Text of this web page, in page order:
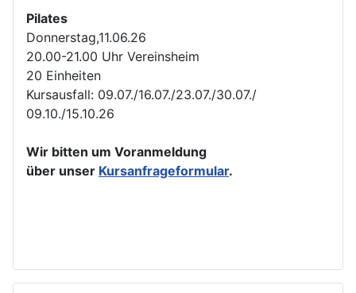
Pilates
Donnerstag,11.06.26
20.00-21.00 Uhr Vereinsheim
20 Einheiten
Kursausfall: 09.07./16.07./23.07./30.07./
09.10./15.10.26
Wir bitten um Voranmeldung
über unser Kursanfrageformular.